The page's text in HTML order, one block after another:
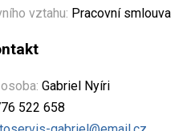
vztahu: Pracovní smlouva
Gabriel Nyíri
522 658